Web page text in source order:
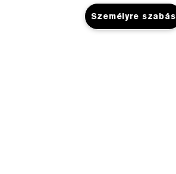
Segítségre Van Szükséged?
Rendelés Nyomon Követése
Személyre szabás